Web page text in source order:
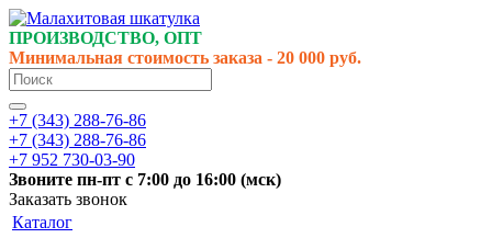
ПРОИЗВОДСТВО, ОПТ
Минимальная стоимость заказа - 20 000 руб.
+7 (343) 288-76-86
+7 (343) 288-76-86
+7 952 730-03-90
Звоните пн-пт с 7:00 до 16:00 (мск)
Заказать звонок
Каталог